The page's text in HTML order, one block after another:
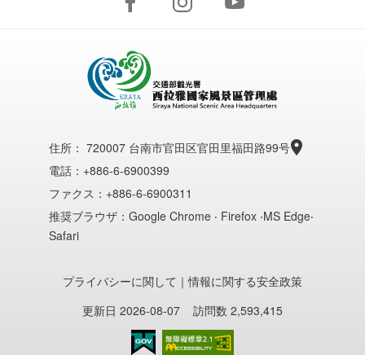
住所： 720007 台南市官田区官田里福田路99号
電話：+886-6-6900399
ファクス：+886-6-6900311
推奨ブラウザ：Google Chrome ‧ Firefox ‧MS Edge‧
Safari
プライバシーに関して ｜情報に関する安全政策
更新日 2026-08-07
訪問数 2,593,415